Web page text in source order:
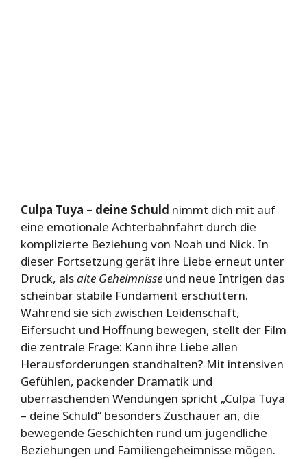
Culpa Tuya – deine Schuld nimmt dich mit auf
eine emotionale Achterbahnfahrt durch die
komplizierte Beziehung von Noah und Nick. In
dieser Fortsetzung gerät ihre Liebe erneut unter
Druck, alsalte Geheimnisse und neue Intrigen das
scheinbar stabile Fundament erschüttern.
Während sie sich zwischen Leidenschaft,
Eifersucht und Hoffnung bewegen, stellt der Film
die zentrale Frage: Kann ihre Liebe allen
Herausforderungen standhalten? Mit intensiven
Gefühlen, packender Dramatik und
überraschenden Wendungen spricht „Culpa Tuya
– deine Schuld“ besonders Zuschauer an, die
bewegende Geschichten rund um jugendliche
Beziehungen und Familiengeheimnisse mögen.